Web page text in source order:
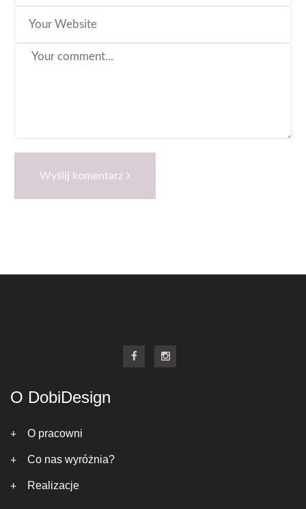
Wyślij komentarz
O DobiDesign
O pracowni
Co nas wyróżnia?
Realizacje